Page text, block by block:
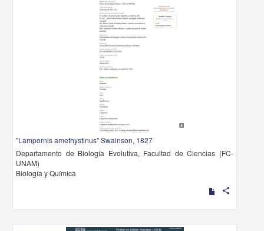
"Lampornis amethystinus" Swainson, 1827
Departamento de Biología Evolutiva, Facultad de Ciencias (FC-
UNAM)
Biología y Química
share